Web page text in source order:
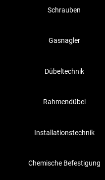
Schrauben
Gasnagler
Dübeltechnik
Rahmendübel
Installationstechnik
Chemische Befestigung